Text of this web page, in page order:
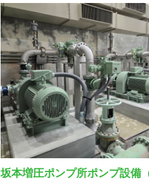
坂本増圧ポンプ所ポンプ設備